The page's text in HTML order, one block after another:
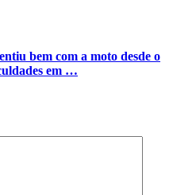
bem com a moto desde o
em …